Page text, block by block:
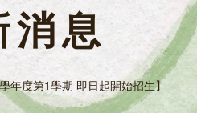
消息
學年度第1學期 即日起開始招生】